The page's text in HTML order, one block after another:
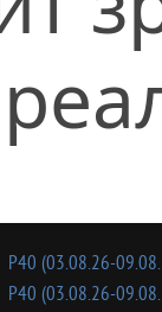
Р40 (03.08.26-
Р40 (03.08.26-